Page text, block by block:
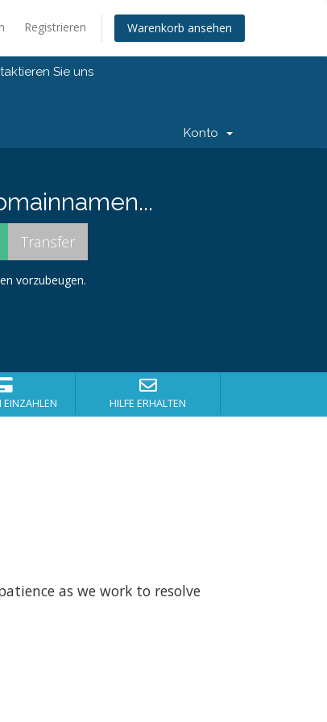
Registrieren Warenkorb ansehen
Sie uns
Konto
vorzubeugen.
EINZAHLEN HILFE ERHALTEN
as we work to resolve